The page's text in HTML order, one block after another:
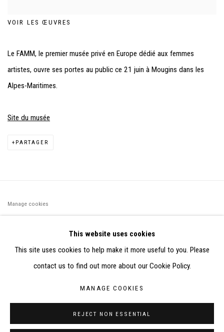
VOIR LES ŒUVRES
Le FAMM, le premier musée privé en Europe dédié aux femmes
artistes, ouvre ses portes au public ce 21 juin à Mougins dans les
Alpes-Maritimes.
Site du musée
PARTAGER
Manage cookies
PARTIR DES DONNÉES COLLECTÉES PAR ELISABETH KLIMOFF
DE 2015 À 2019
SITE BY ARTLOGIC
This website uses cookies
This site uses cookies to help make it more useful to you. Please
contact us to find out more about our Cookie Policy.
MANAGE COOKIES
REJECT NON ESSENTIAL